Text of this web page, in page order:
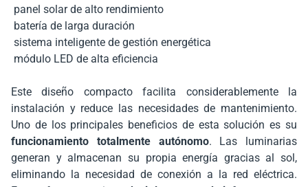
panel solar de alto rendimiento
batería de larga duración
sistema inteligente de gestión energética
módulo LED de alta eficiencia
Este diseño compacto facilita considerablemente la
instalación y reduce las necesidades de mantenimiento.
Uno de los principales beneficios de esta solución es su
funcionamiento totalmente autónomo. Las luminarias
generan y almacenan su propia energía gracias al sol,
eliminando la necesidad de conexión a la red eléctrica.